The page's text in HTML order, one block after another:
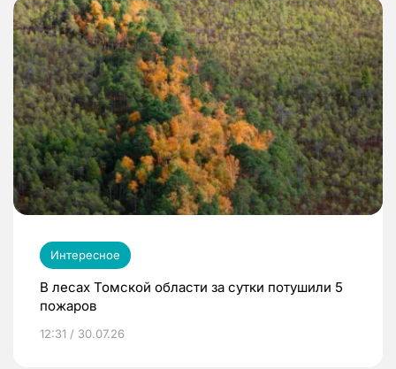
Интересное
В лесах Томской области за сутки потушили 5
пожаров
12:31 / 30.07.26